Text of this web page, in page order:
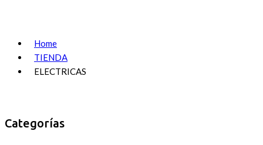
Home
TIENDA
ELECTRICAS
Categorías